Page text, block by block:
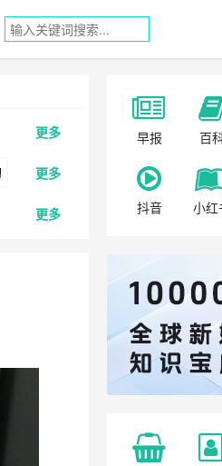
更多
更多
更多
早报 百
抖音 小红